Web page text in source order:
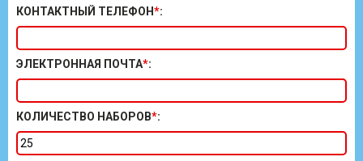
КОНТАКТНЫЙ ТЕЛЕФОН*:
ЭЛЕКТРОННАЯ ПОЧТА*:
КОЛИЧЕСТВО НАБОРОВ*: